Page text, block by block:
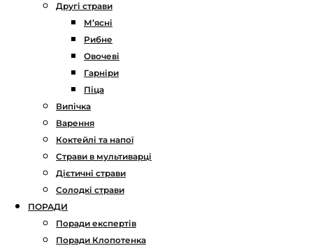
Другі страви
М’ясні
Рибне
Овочеві
Гарніри
Піца
Випічка
Варення
Коктейлі та напої
Страви в мультиварці
Дієтичні страви
Солодкі страви
ПОРАДИ
Поради експертів
Поради Клопотенка